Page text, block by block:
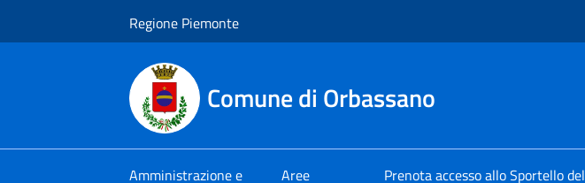
Regione Piemonte
Comune di Orbassano
Amministrazione e
Aree
Prenota accesso allo Sportello del